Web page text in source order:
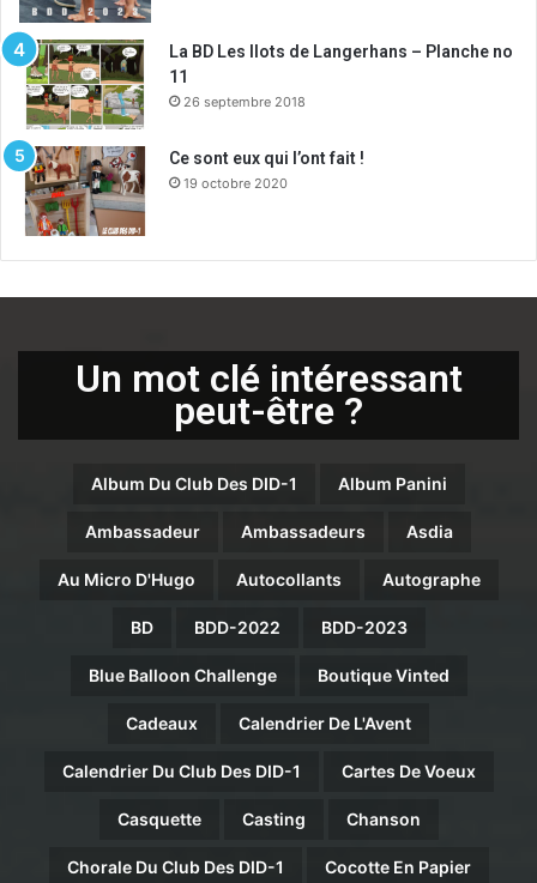
La BD Les Ilots de Langerhans – Planche no
11
26 septembre 2018
Ce sont eux qui l’ont fait !
19 octobre 2020
Un mot clé intéressant
peut-être ?
Album Du Club Des DID-1 Album Panini
Ambassadeur Ambassadeurs Asdia
Au Micro D'Hugo Autocollants Autographe
BD BDD-2022 BDD-2023
Blue Balloon Challenge Boutique Vinted
Cadeaux Calendrier De L'Avent
Calendrier Du Club Des DID-1 Cartes De Voeux
Casquette Casting Chanson
Chorale Du Club Des DID-1 Cocotte En Papier